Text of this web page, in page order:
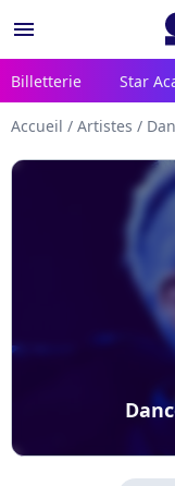
menu
Billetterie Star
Accueil / Artistes /